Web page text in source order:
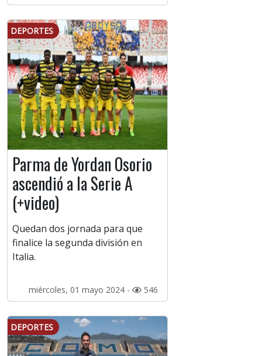
DEPORTES
Parma de Yordan Osorio
ascendió a la Serie A
(+video)
Quedan dos jornada para que
finalice la segunda división en
Italia.
miércoles, 01 mayo 2024 - 546
DEPORTES